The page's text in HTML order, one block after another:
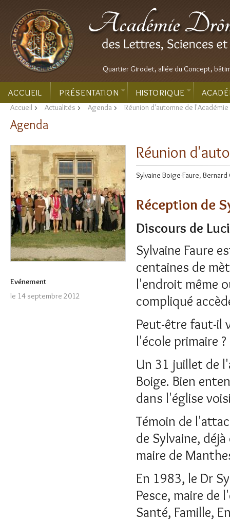
Quartier Girodet, allée du Concept,
ACCUEIL PRÉSENTATION HISTORIQUE
Accueil > Actualités > Agenda > Réunion d'automne de
Agenda
Evénement
le 14 septembre 2012
Réunion
Sylvaine Boige-Faure, Bernard
Réception de
Discours de
Sylvaine Faure
centaines de
l'endroit même
compliqué
Peut-être faut-il
l'école primaire ?
Un 31 juillet de
Boige. Bien
dans l'église
Témoin de
de Sylvaine,
maire de
En 1983, le Dr
Pesce, maire de
Santé, Famille,